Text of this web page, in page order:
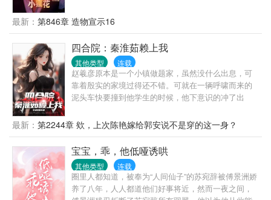
吗！主要内容是主线剧情和部分卡面剧情，也会有一
些原创剧情。本文风格偏轻松搞笑路线，与原主控性
格不符，请轻喷。小甜文，没有大刀，主控偶尔间歇
性emo一下，也很快就能被秦彻治愈。丧不过3秒，包
快乐的~~爱，牵引着你，奔向秦彻。他的爱意跨越光
年而来，而你的爱意突破次元跨越空间。建议阅读年
龄18+未成年人不建议观看模仿，请树立正确恋爱观，
价值观。
最新： 第846章 造物宣示16
四合院：秦淮茹赖上我
其他类型 连载
赵羲彦原本是一个小镇做题家，虽然没什么出息，可
靠着殷实的家境过得还不错。可就在一辆呼啸而来的
泥头车快要撞到他学生的时候，他下意识的冲了出
不太友好的接触。等他再次醒来，已经在一辆驴车
上。而对面，一个明眸皓齿，扎着两个大辫子的姑娘
正好奇的看着他。“你好，我叫秦淮茹……”“我叫赵羲
彦……唔，等等，你说你叫什么？”……
最新： 第2244章 欸，上次陈艳嫁给郭安说不是穿的这一身？
宝宝，乖，他低哑诱哄
其他类型 连载
圈里人都知道，被奉为“人间仙子”的苏宛辞被傅景洲娇
养了八年，人人都道他们好事将近，然而一夜之间，